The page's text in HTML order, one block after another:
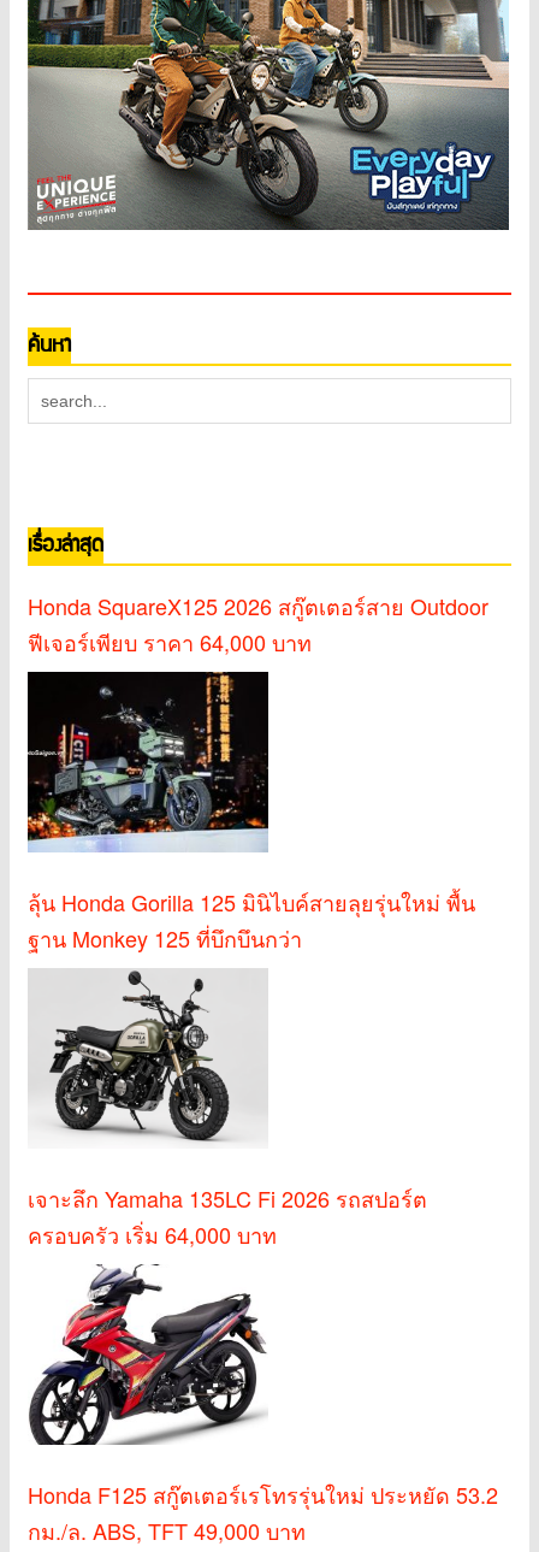
ค้นหา
เรื่องล่าสุด
Honda SquareX125 2026 สกู๊ตเตอร์สาย Outdoor
ฟีเจอร์เพียบ ราคา 64,000 บาท
ลุ้น Honda Gorilla 125 มินิไบค์สายลุยรุ่นใหม่ พื้น
ฐาน Monkey 125 ที่บึกบึนกว่า
เจาะลึก Yamaha 135LC Fi 2026 รถสปอร์ต
ครอบครัว เริ่ม 64,000 บาท
Honda F125 สกู๊ตเตอร์เรโทรรุ่นใหม่ ประหยัด 53.2
กม./ล. ABS, TFT 49,000 บาท